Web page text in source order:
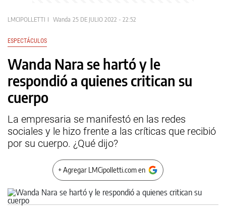
LMCIPOLLETTI Wanda 25 DE JULIO 2022 - 22:52
ESPECTÁCULOS
Wanda Nara se hartó y le
respondió a quienes critican su
cuerpo
La empresaria se manifestó en las redes
sociales y le hizo frente a las críticas que recibió
por su cuerpo. ¿Qué dijo?
+ Agregar LMCipolletti.com en